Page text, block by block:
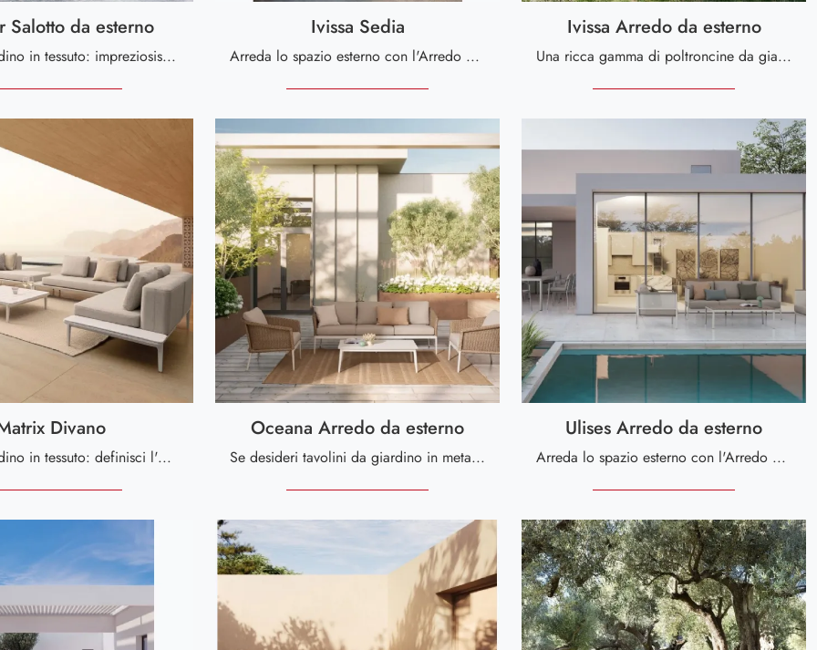
Salotto da esterno
Arredo Giardino in tessuto: impreziosisci il giardino con diverse soluzioni di divani da giardino della marca Bizzotto.
Ivissa Sedia
Arreda lo spazio esterno con l'Arredo Giardino Bizzotto! Set e sedie da giardino in tessuto, come il modello Ivissa Sedia, ti attendono!
Ivissa Arredo da esterno
Una ricca gamma di poltroncine da giardino in tessuto ti attende nel nostro punto vendita: clicca e scopri il modello Ivissa Arredo da esterno di ...
Divano
Arredo Giardino in tessuto: definisci l'outdoor con diverse soluzioni di divani da giardino della firma Bizzotto.
Oceana Arredo da esterno
Se desideri tavolini da giardino in metallo, clicca e ottieni informazioni sul modello Oceana Arredo da esterno dell'azienda Bizzotto.
Ulises Arredo da esterno
Arreda lo spazio esterno con l'Arredo Giardino Bizzotto! Set e sedie da giardino in metallo, come il modello Ulises Arredo da esterno, ti aspettano!